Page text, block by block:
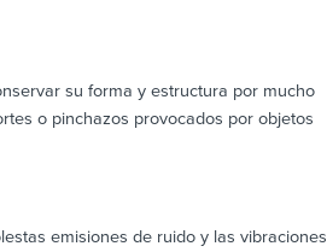
su forma y estructura por mucho
o pinchazos provocados por objetos
emisiones de ruido y las vibraciones